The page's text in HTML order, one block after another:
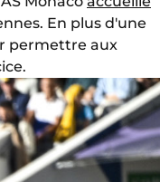
En plus d'une
permettre aux